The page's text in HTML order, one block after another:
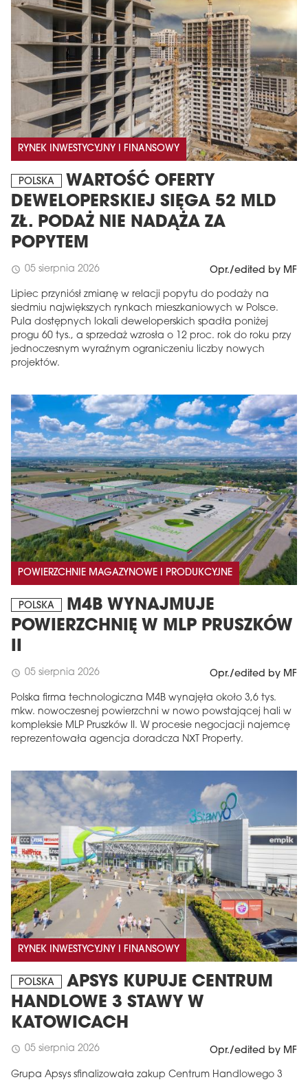
RYNEK INWESTYCYJNY I FINANSOWY
POLSKA
WARTOŚĆ OFERTY
DEWELOPERSKIEJ SIĘGA 52 MLD
ZŁ. PODAŻ NIE NADĄŻA ZA
POPYTEM
schedule 05 sierpnia 2026 Opr./edited by MF
Lipiec przyniósł zmianę w relacji popytu do podaży na
siedmiu największych rynkach mieszkaniowych w Polsce.
Pula dostępnych lokali deweloperskich spadła poniżej
progu 60 tys., a sprzedaż wzrosła o 12 proc. rok do roku przy
jednoczesnym wyraźnym ograniczeniu liczby nowych
projektów.
POWIERZCHNIE MAGAZYNOWE I PRODUKCYJNE
POLSKA
M4B WYNAJMUJE
POWIERZCHNIĘ W MLP PRUSZKÓW
II
schedule 05 sierpnia 2026 Opr./edited by MF
Polska firma technologiczna M4B wynajęła około 3,6 tys.
mkw. nowoczesnej powierzchni w nowo powstającej hali w
kompleksie MLP Pruszków II. W procesie negocjacji najemcę
reprezentowała agencja doradcza NXT Property.
RYNEK INWESTYCYJNY I FINANSOWY
POLSKA
APSYS KUPUJE CENTRUM
HANDLOWE 3 STAWY W
KATOWICACH
schedule 05 sierpnia 2026 Opr./edited by MF
Grupa Apsys sfinalizowała zakup Centrum Handlowego 3
MAGAZYN
Wydanie 6 (308)
CZERWIEC 2026
Więcej w tym wydaniu
arrow_forward